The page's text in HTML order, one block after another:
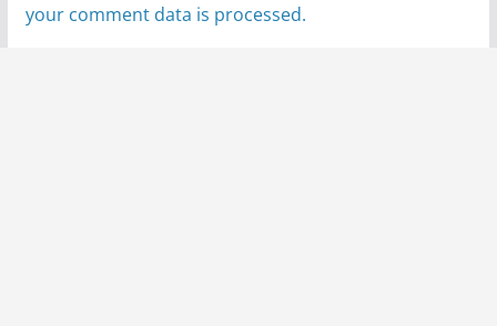
your comment data is processed.